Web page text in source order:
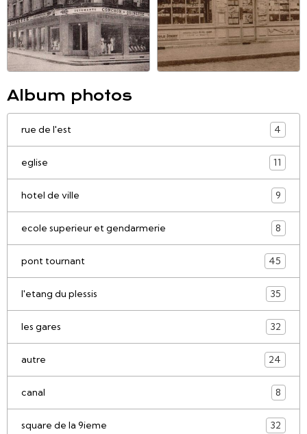
Album photos
rue de l'est 4
eglise 11
hotel de ville 9
ecole superieur et gendarmerie 8
pont tournant 45
l'etang du plessis 35
les gares 32
autre 24
canal 8
square de la 9ieme 32